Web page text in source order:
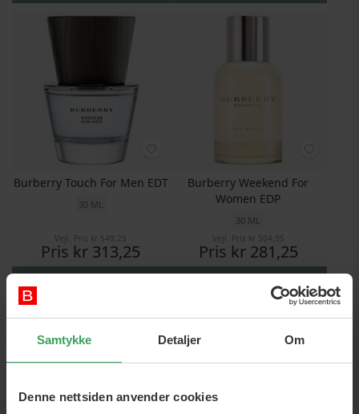
Samtykke Detaljer Om
Denne nettsiden anvender cookies
Burberry Touch For Men EDT
30 ML
Vejl. Pris kr 549,25
Pris kr 313,25
Legg i handlekurven
Burberry Weekend For
Women EDP
30 ML
Vejl. Pris kr 504,95
Pris kr 281,25
Legg i handlekurven